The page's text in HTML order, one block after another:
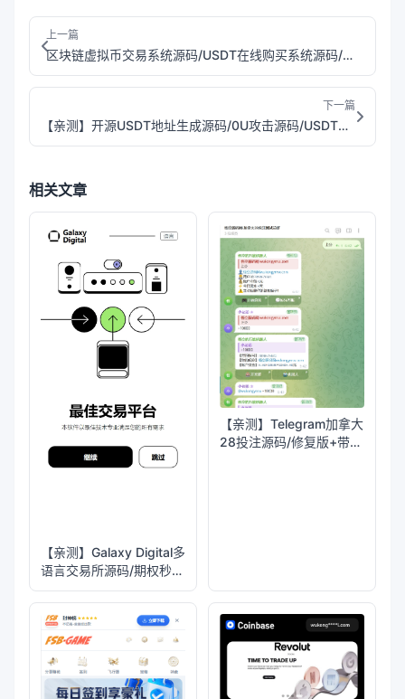
上一篇
区块链虚拟币交易系统源码/USDT在线购买系统源码/场外交易系统源码/多语言交易系统源码
下一篇
【亲测】开源USDT地址生成源码/0U攻击源码/USDT地址匹配源码/监控公链转账地址/TRX尾数模拟转账数据生成/带安装说明
相关文章
【亲测】Galaxy Digital多
语言交易所源码/期权秒合
约+杠杆合约+智能合约投
资理财+NTF+贷款+输赢
控制
【亲测】Telegram加拿大
28投注源码/修复版+带搭